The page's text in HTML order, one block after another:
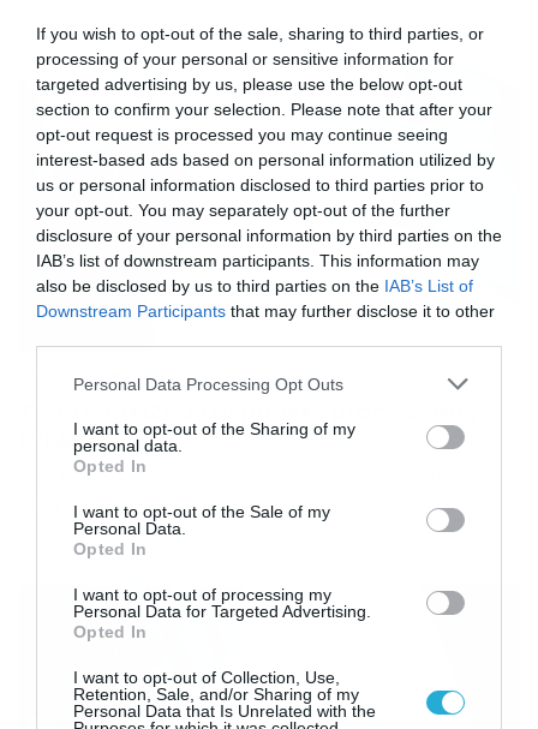
If you wish to opt-out of the sale, sharing to third parties, or
processing of your personal or sensitive information for
targeted advertising by us, please use the below opt-out
section to confirm your selection. Please note that after your
opt-out request is processed you may continue seeing
interest-based ads based on personal information utilized by
us or personal information disclosed to third parties prior to
your opt-out. You may separately opt-out of the further
disclosure of your personal information by third parties on the
IAB’s list of downstream participants. This information may
also be disclosed by us to third parties on the IAB’s List of
Downstream Participants that may further disclose it to other
Please note that this website/app uses one or more Google
not limited to your visit or usage behaviour. You may click to
grant or deny consent to Google and its third-party tags to
use your data for below specified purposes in below Google
consent section.
Personal Data Processing Opt Outs
I want to opt-out of the Sharing of my
personal data.
Opted In
I want to opt-out of the Sale of my
Personal Data.
Opted In
I want to opt-out of processing my
Personal Data for Targeted Advertising.
Opted In
I want to opt-out of Collection, Use,
Retention, Sale, and/or Sharing of my
Personal Data that Is Unrelated with the
σωστή και ορθή εφαρμογή της μάσκας, όπως και τον
σωστό τρόπο αφαίρεσης. Ο Ελληνικός Ερυθρός […]
30/04/2020 19:40
(video)
Η τιμή της μάσκας εξαρτάται από την ζήτηση που
υπάρχει στην αγορά. Απαραίτητη προϋπόθεση για την
κυκλοφορία των πολιτών από την Δευτέρα (4/5)
αποτελεί η χρήση της προστατευτικής μάσκας, ως ένα
κορονοϊού, όπως έγινε γνωστό από την Κυβέρνηση.
Όπως είναι εύκολα αντιληπτό, οι περισσότεροι πολίτες
σπεύδουν να προμηθευτούν […]